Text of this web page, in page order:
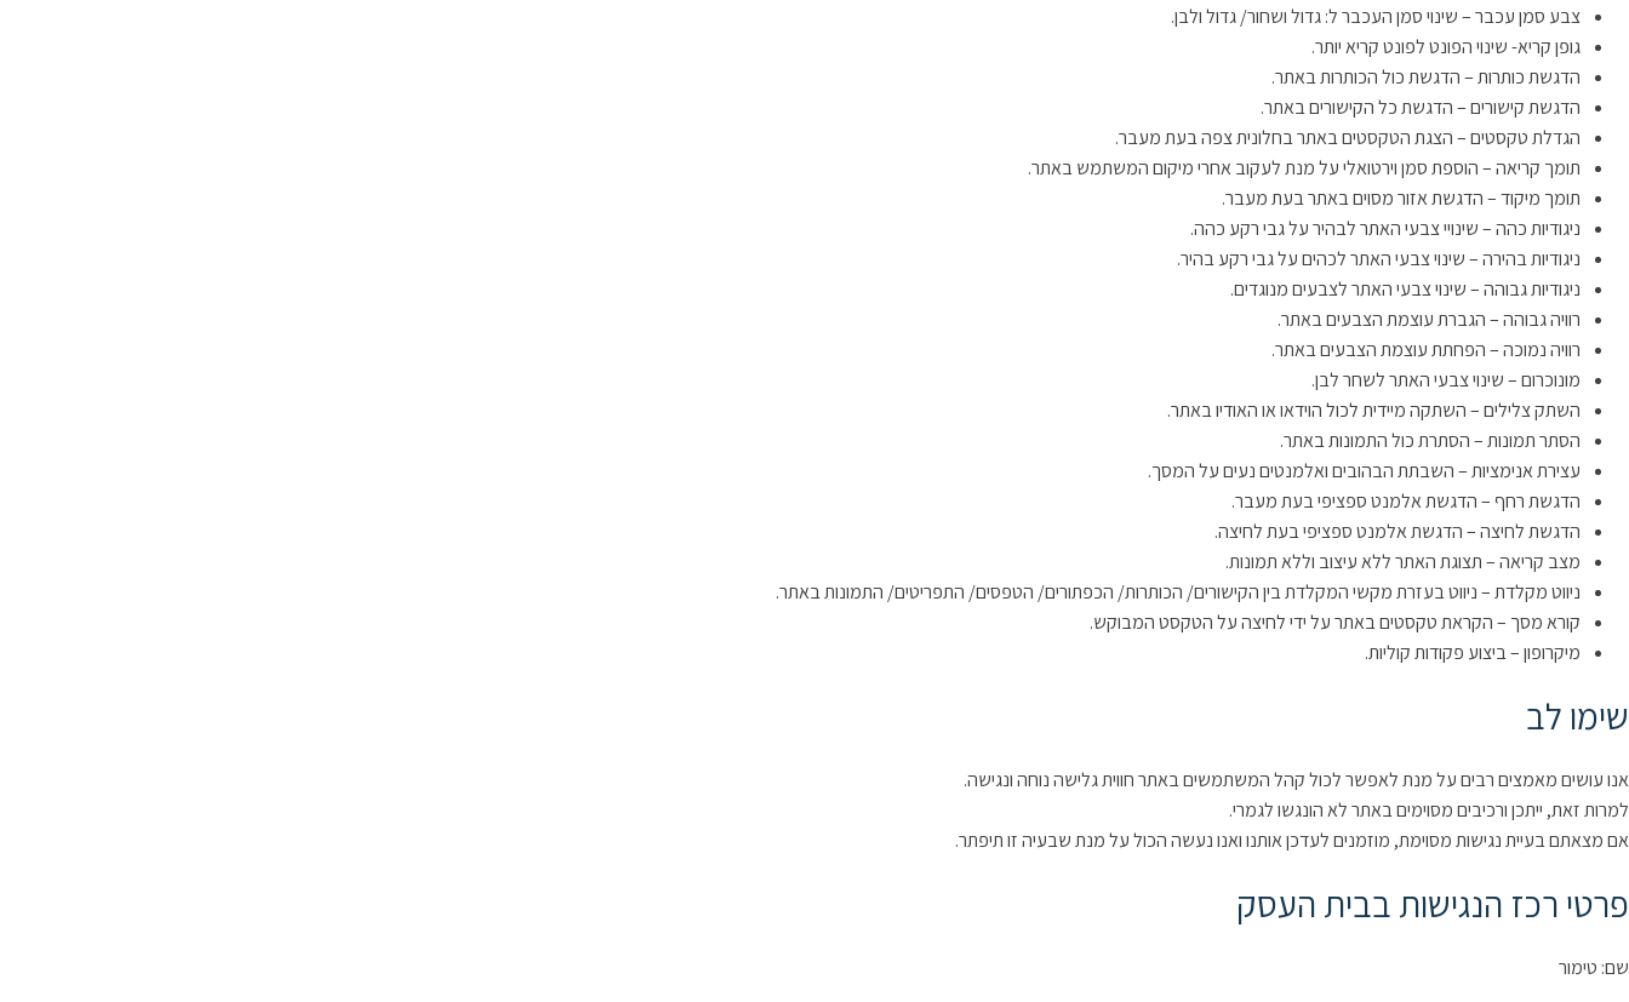
צבע סמן עכבר – שינוי סמן העכבר ל: גדול ושחור/ גדול ולבן.
גופן קריא- שינוי הפונט לפונט קריא יותר.
הדגשת כותרות – הדגשת כול הכותרות באתר.
הדגשת קישורים – הדגשת כל הקישורים באתר.
הגדלת טקסטים – הצגת הטקסטים באתר בחלונית צפה בעת מעבר.
תומך קריאה – הוספת סמן וירטואלי על מנת לעקוב אחרי מיקום המשתמש באתר.
תומך מיקוד – הדגשת אזור מסוים באתר בעת מעבר.
ניגודיות כהה – שינויי צבעי האתר לבהיר על גבי רקע כהה.
ניגודיות בהירה – שינוי צבעי האתר לכהים על גבי רקע בהיר.
ניגודיות גבוהה – שינוי צבעי האתר לצבעים מנוגדים.
רוויה גבוהה – הגברת עוצמת הצבעים באתר.
רוויה נמוכה – הפחתת עוצמת הצבעים באתר.
מונוכרום – שינוי צבעי האתר לשחר לבן.
השתק צלילים – השתקה מיידית לכול הוידאו או האודיו באתר.
הסתר תמונות – הסתרת כול התמונות באתר.
עצירת אנימציות – השבתת הבהובים ואלמנטים נעים על המסך.
הדגשת רחף – הדגשת אלמנט ספציפי בעת מעבר.
הדגשת לחיצה – הדגשת אלמנט ספציפי בעת לחיצה.
מצב קריאה – תצוגת האתר ללא עיצוב וללא תמונות.
ניווט מקלדת – ניווט בעזרת מקשי המקלדת בין הקישורים/ הכותרות/ הכפתורים/ הטפסים/ התפריטים/ התמונות באתר.
קורא מסך – הקראת טקסטים באתר על ידי לחיצה על הטקסט המבוקש.
מיקרופון – ביצוע פקודות קוליות.
שימו לב
אנו עושים מאמצים רבים על מנת לאפשר לכול קהל המשתמשים באתר חווית גלישה נוחה ונגישה.
למרות זאת, ייתכן ורכיבים מסוימים באתר לא הונגשו לגמרי.
אם מצאתם בעיית נגישות מסוימת, מוזמנים לעדכן אותנו ואנו נעשה הכול על מנת שבעיה זו תיפתר.
פרטי רכז הנגישות בבית העסק
שם: טימור